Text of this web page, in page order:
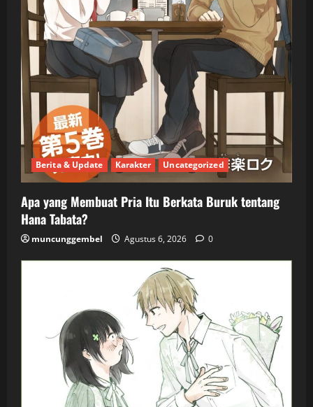
Berita & Update Karakter Uncategorized
Apa yang Membuat Pria Itu Berkata Buruk tentang
Hana Tabata?
muncunggembel Agustus 6, 2026 0